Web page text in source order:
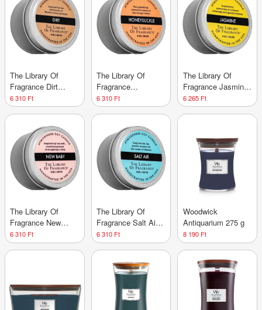
The Library Of
Fragrance Dirt
illatos gyertya 142 g
6 310 Ft
The Library Of
Fragrance
Honeysuckle illatos
gyertya 142 g
6 310 Ft
The Library Of
Fragrance Jasmine
illatos gyertya 142 g
6 265 Ft
The Library Of
Fragrance New
Baby illatos gyertya
142 g
6 310 Ft
The Library Of
Fragrance Salt Air
illatos gyertya 142 g
6 310 Ft
Woodwick
Antiquarium 275 g
8 190 Ft